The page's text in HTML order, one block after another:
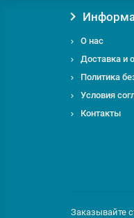
О нас
Доставка и
Политика
Условия
Контакты
Заказывайте